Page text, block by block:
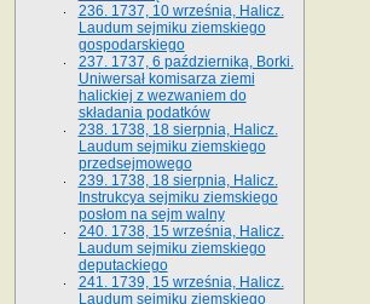
236. 1737, 10 września, Halicz.
Laudum sejmiku ziemskiego
gospodarskiego
237. 1737, 6 października, Borki.
Uniwersał komisarza ziemi
halickiej z wezwaniem do
składania podatków
238. 1738, 18 sierpnia, Halicz.
Laudum sejmiku ziemskiego
przedsejmowego
239. 1738, 18 sierpnia, Halicz.
Instrukcya sejmiku ziemskiego
posłom na sejm walny
240. 1738, 15 września, Halicz.
Laudum sejmiku ziemskiego
deputackiego
241. 1739, 15 września, Halicz.
Laudum sejmiku ziemskiego